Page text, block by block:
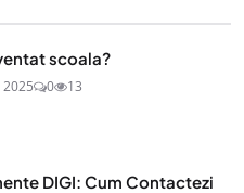
scoala?
2025 0 13
DIGI: Cum Contactezi